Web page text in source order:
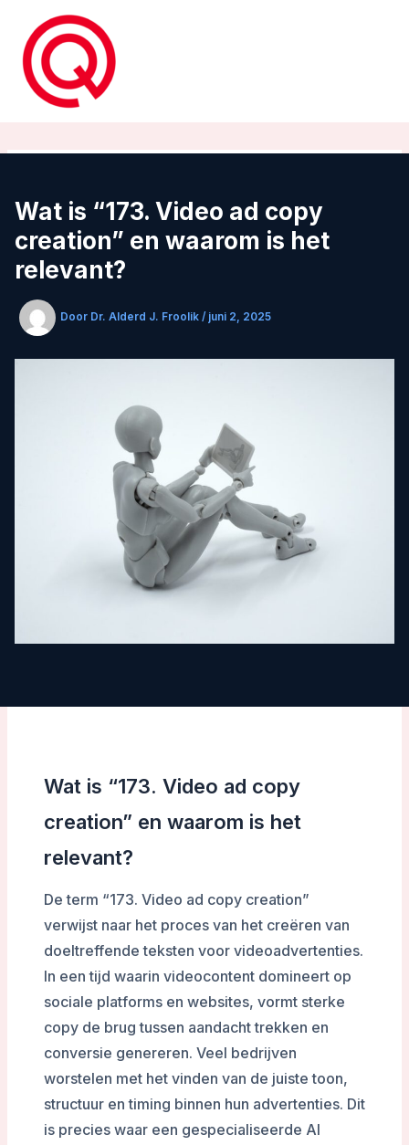
inhoud
Wat is “173. Video ad copy
creation” en waarom is het
relevant?
Door Dr. Alderd J. Froolik / juni 2, 2025
Wat is “173. Video ad copy
creation” en waarom is het
relevant?
De term “173. Video ad copy creation”
verwijst naar het proces van het creëren van
doeltreffende teksten voor videoadvertenties.
In een tijd waarin videocontent domineert op
sociale platforms en websites, vormt sterke
copy de brug tussen aandacht trekken en
conversie genereren. Veel bedrijven
worstelen met het vinden van de juiste toon,
structuur en timing binnen hun advertenties. Dit
is precies waar een gespecialiseerde AI